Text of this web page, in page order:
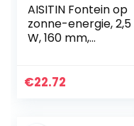
AISITIN Fontein op
zonne-energie, 2,5
W, 160 mm,
waterpomp,
€22.72